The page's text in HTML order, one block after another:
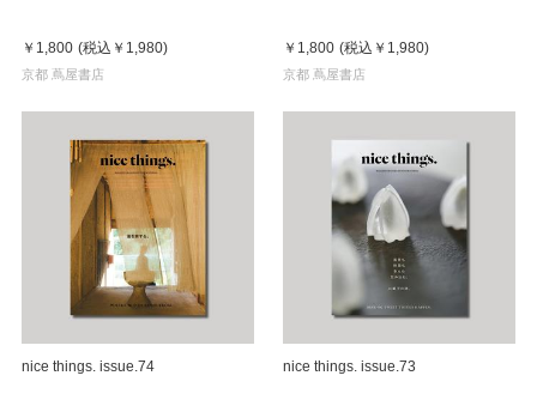
￥1,800 (税込 ￥1,980)
京都 蔦屋書店
￥1,800 (税込 ￥1,980)
京都 蔦屋書店
nice things. issue.74 nice things. issue.73